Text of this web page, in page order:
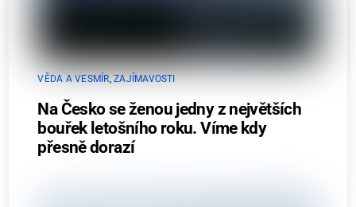
VĚDA A VESMÍR ,ZAJÍMAVOSTI
Na Česko se ženou jedny z největších
bouřek letošního roku. Víme kdy
přesně dorazí